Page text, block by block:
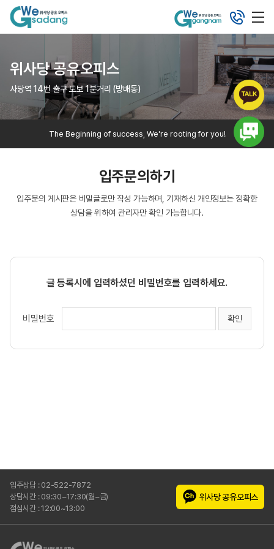
위사당 공유오피스
사당역 14번 출구 도보 1분거리 (방배동)
The Beginning of success, We're rooting for you!
입주문의하기
입주문의 게시판은 비밀글로만 작성 가능하며, 기재하신 개인정보는 정확한
상담을 위하여 관리자만 확인 가능합니다.
글 등록시에 입력하셨던 비밀번호를 입력하세요.
비밀번호
입주상담 : 02-522-7872
상담시간 : 09:30~17:30(월~금)
점심시간 : 12:00~13:00
위사당 공유오피스